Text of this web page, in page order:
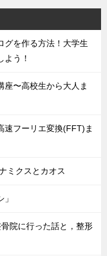
グを作る方法！大学生
う！
座〜高校生から大人ま
速フーリエ変換(FFT)ま
ミクスとカオス
院に行った話と，整形